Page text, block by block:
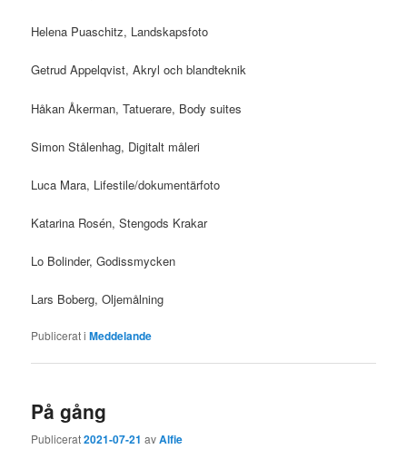
Helena Puaschitz, Landskapsfoto
Getrud Appelqvist, Akryl och blandteknik
Håkan Åkerman, Tatuerare, Body suites
Simon Stålenhag, Digitalt måleri
Luca Mara, Lifestile/dokumentärfoto
Katarina Rosén, Stengods Krakar
Lo Bolinder, Godissmycken
Lars Boberg, Oljemålning
Publicerat i Meddelande
På gång
Publicerat2021-07-21 avAlfie